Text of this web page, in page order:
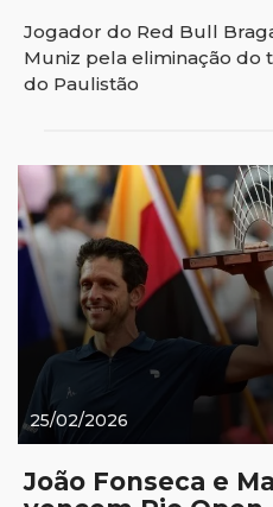
Jogador do Red Bull
Muniz pela eliminação do
do Paulistão
25/02/2026
João Fonseca e